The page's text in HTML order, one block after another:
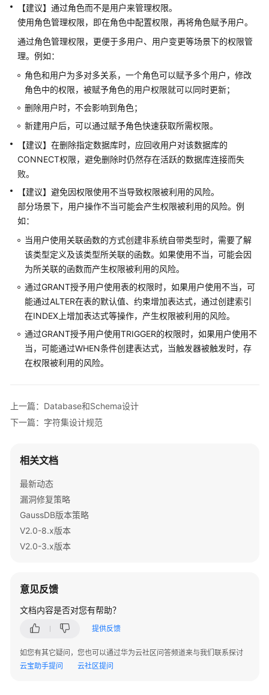
费
说
明
速
入
门
户
指
南
开
指
南
开
发
指
布
式
_V2.0-
开
指
（集
式
_V2.0-
10.x）
开
发
（分
式
_V2.0-
开
【建议】通过角色而不是用户来管理权限。
使用角色管理权限，即在角色中配置权限，再将角色赋予用户。
通过角色管理权限，更便于多用户、用户变更等场景下的权限管
理。例如：
角色和用户为多对多关系，一个角色可以赋予多个用户，修改
角色中的权限，被赋予角色的用户权限就可以同时更新；
删除用户时，不会影响到角色；
新建用户后，可以通过赋予角色快速获取所需权限。
【建议】在删除指定数据库时，应回收用户对该数据库的
CONNECT权限，避免删除时仍然存在活跃的数据库连接而失
败。
【建议】避免因权限使用不当导致权限被利用的风险。
部分场景下，用户操作不当可能会产生权限被利用的风险。例
如：
当用户使用关联函数的方式创建非系统自带类型时，需要了解
该类型定义及该类型所关联的函数。如果使用不当，可能会因
为所关联的函数而产生权限被利用的风险。
通过GRANT授予用户使用表的权限时，如果用户使用不当，可
能通过ALTER在表的默认值、约束增加表达式，通过创建索引
在INDEX上增加表达式等操作，产生权限被利用的风险。
通过GRANT授予用户使用TRIGGER的权限时，如果用户使用不
当，可能通过WHEN条件创建表达式，当触发器被触发时，存
在权限被利用的风险。
上一篇：Database和Schema设计
下一篇：字符集设计规范
相关文档
最新动态
漏洞修复策略
GaussDB版本策略
V2.0-8.x版本
V2.0-3.x版本
意见反馈
文档内容是否对您有帮助？
提供反馈
如您有其它疑问，您也可以通过华为云社区问答频道来与我们联系探讨
云宝助手提问
云社区提问